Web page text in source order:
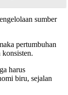
sumber
pertumbuhan
harus
biru, sejalan